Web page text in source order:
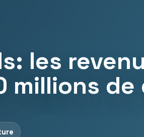
les
millions de